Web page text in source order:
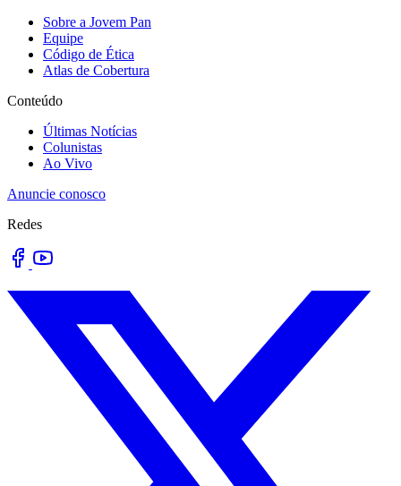
Sobre a Jovem Pan
Equipe
Código de Ética
Atlas de Cobertura
Conteúdo
Últimas Notícias
Colunistas
Ao Vivo
Anuncie conosco
Redes